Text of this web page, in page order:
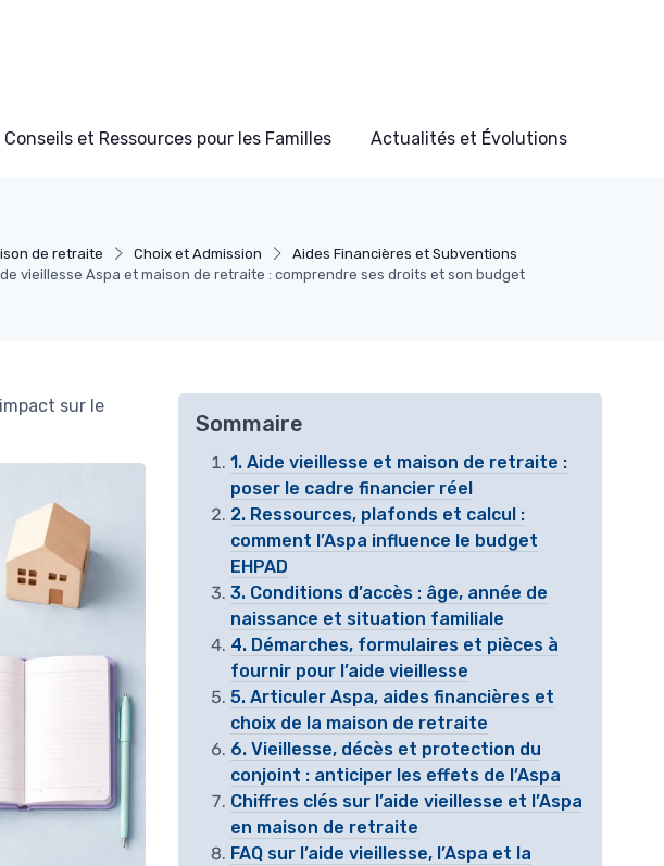
Conseils et Ressources pour les Familles Actualités et Évolutions
de retraite Choix et Admission
Aides Financières et Subventions
vieillesse Aspa et maison de retraite : comprendre ses droits et son budget
sur le
Sommaire
1. Aide vieillesse et maison de retraite :
poser le cadre financier réel
2. Ressources, plafonds et calcul :
comment l’Aspa influence le budget
EHPAD
3. Conditions d’accès : âge, année de
naissance et situation familiale
4. Démarches, formulaires et pièces à
fournir pour l’aide vieillesse
5. Articuler Aspa, aides financières et
choix de la maison de retraite
6. Vieillesse, décès et protection du
conjoint : anticiper les effets de l’Aspa
Chiffres clés sur l’aide vieillesse et l’Aspa
en maison de retraite
FAQ sur l’aide vieillesse, l’Aspa et la